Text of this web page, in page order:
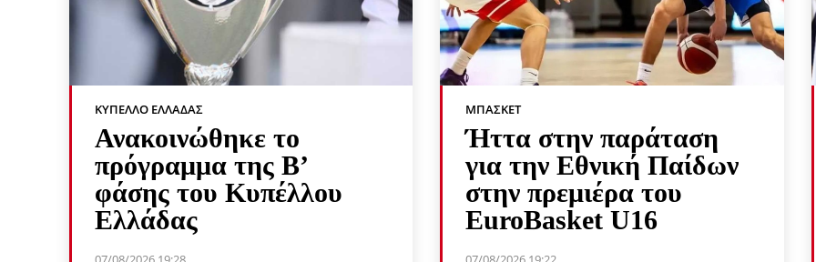
ΚΎΠΕΛΛΟ ΕΛΛΆΔΑΣ
Ανακοινώθηκε το
πρόγραμμα της Β’
φάσης του Κυπέλλου
Ελλάδας
ΜΠΆΣΚΕΤ
Ήττα στην παράταση
για την Εθνική Παίδων
στην πρεμιέρα του
EuroBasket U16